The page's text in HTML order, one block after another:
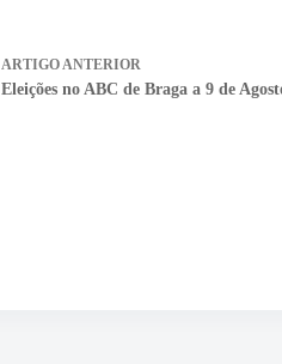
ARTIGOANTERIOR
Eleições no ABC de Braga a 9 de